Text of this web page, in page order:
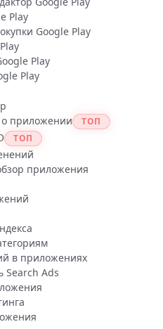
Play
Google Play
Play
Play
приложении
ТОП
ТОП
приложения
в приложениях
Search Ads